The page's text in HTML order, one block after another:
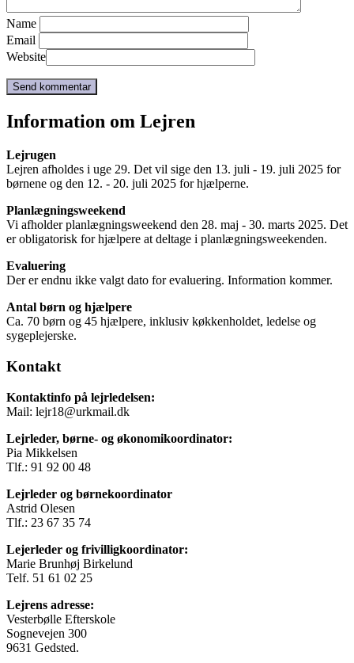
Name
Email
Website
Information om Lejren
Lejrugen
Lejren afholdes i uge 29. Det vil sige den 13. juli - 19. juli 2025 for
børnene og den 12. - 20. juli 2025 for hjælperne.
Planlægningsweekend
Vi afholder planlægningsweekend den 28. maj - 30. marts 2025. Det
er obligatorisk for hjælpere at deltage i planlægningsweekenden.
Evaluering
Der er endnu ikke valgt dato for evaluering. Information kommer.
Antal børn og hjælpere
Ca. 70 børn og 45 hjælpere, inklusiv køkkenholdet, ledelse og
sygeplejerske.
Kontakt
Kontaktinfo på lejrledelsen:
Mail: lejr18@urkmail.dk
Lejrleder, børne- og økonomikoordinator:
Pia Mikkelsen
Tlf.: 91 92 00 48
Lejrleder og børnekoordinator
Astrid Olesen
Tlf.: 23 67 35 74
Lejerleder og frivilligkoordinator:
Marie Brunhøj Birkelund
Telf. 51 61 02 25
Lejrens adresse:
Vesterbølle Efterskole
Sognevejen 300
9631 Gedsted.